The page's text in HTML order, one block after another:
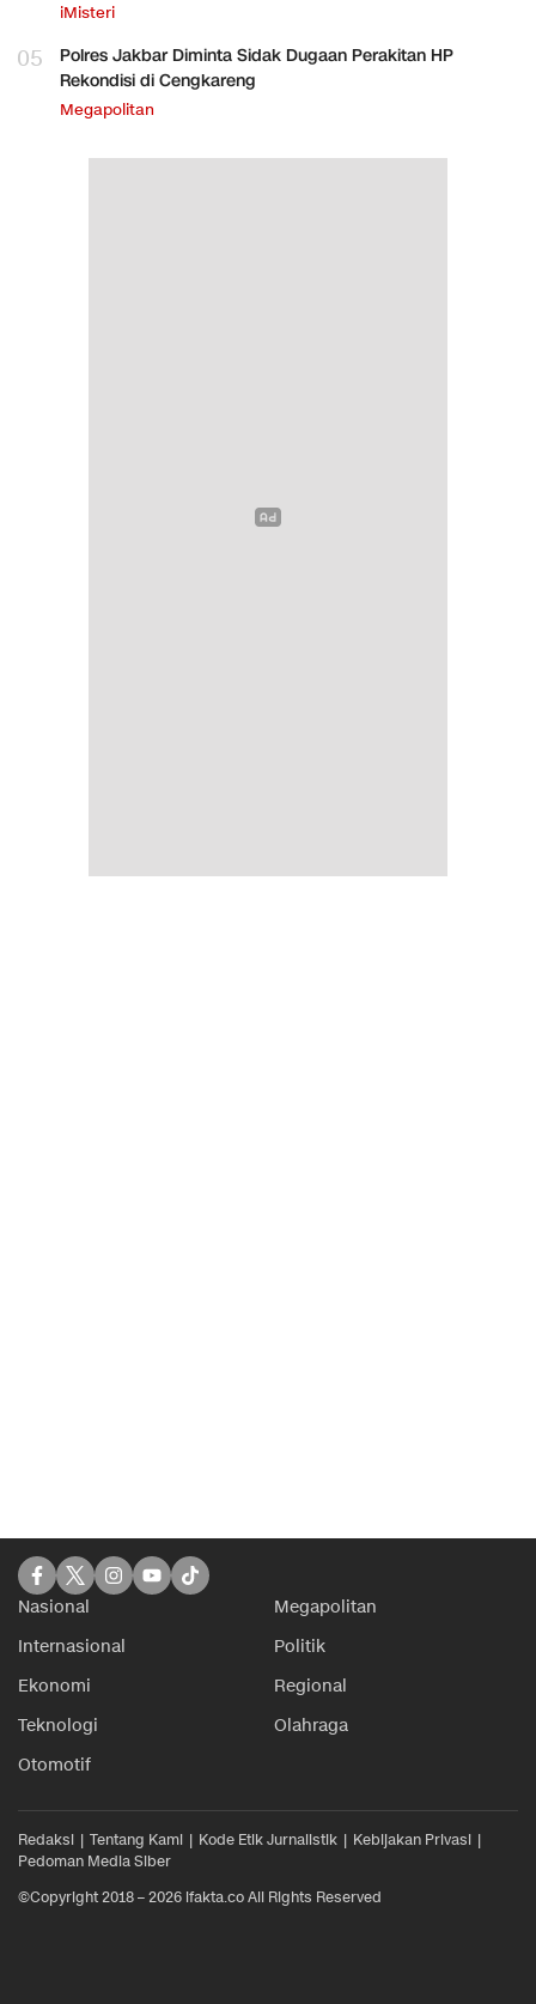
iMisteri
05
Polres Jakbar Diminta Sidak Dugaan Perakitan HP
Rekondisi di Cengkareng
Megapolitan
Nasional
Megapolitan
Internasional
Politik
Ekonomi
Regional
Teknologi
Olahraga
Otomotif
Redaksi Tentang Kami Kode Etik Jurnalistik
Kebijakan Privasi
Pedoman Media Siber
©Copyright 2018 – 2026 ifakta.co All Rights Reserved